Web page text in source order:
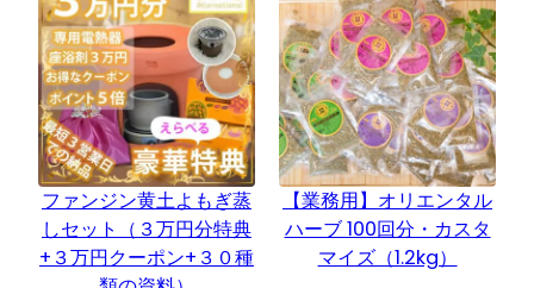
ファンジン黄土よもぎ蒸
しセット（３万円分特典
+３万円クーポン+３０種
【業務用】オリエンタル
ハーブ 100回分・カスタ
マイズ（1.2kg）